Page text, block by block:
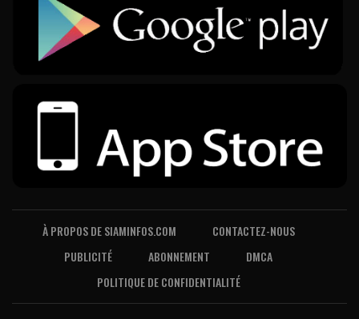
À PROPOS DE SIAMINFOS.COM
CONTACTEZ-NOUS
PUBLICITÉ
ABONNEMENT
DMCA
POLITIQUE DE CONFIDENTIALITÉ